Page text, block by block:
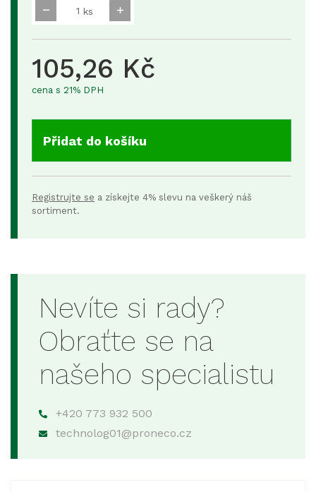
ks
105,26 Kč
cena s 21% DPH
Přidat do košíku
Registrujte se a získejte 4% slevu na veškerý náš
sortiment.
Nevíte si rady?
Obraťte se na
našeho specialistu
+420 773 932 500
technolog01@proneco.cz